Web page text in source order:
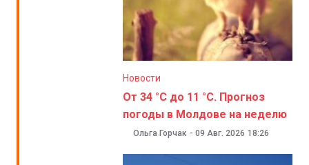
Новости
От 34 °C до 11 °C. Прогноз
погоды в Молдове на неделю
Ольга Горчак - 09 Авг. 2026 18:26